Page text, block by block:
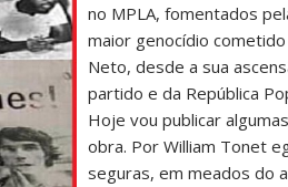
no MPLA, fomentados
maior genocídio
Neto, desde a sua
partido e da República
Hoje vou publicar
obra. Por William Tonet
seguras, em meados do